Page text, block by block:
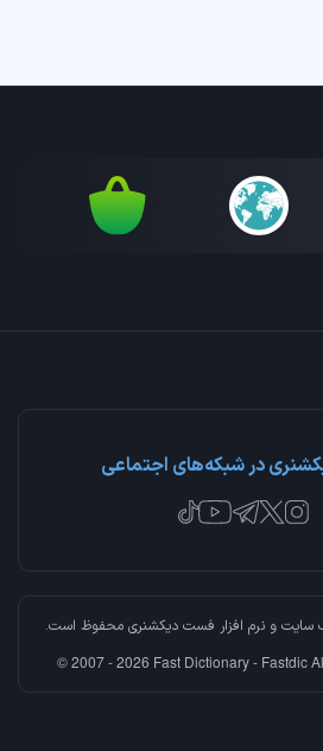
در شبکه‌های اجتماعی
و نرم افزار فست دیکشنریمحفوظ است.
© 2007 - 2026 Fast Dictionary - Fastdic